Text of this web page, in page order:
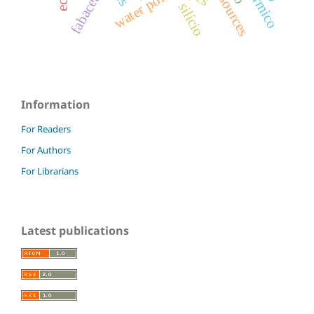
fabaceae silício
Information
For Readers
For Authors
For Librarians
Latest publications